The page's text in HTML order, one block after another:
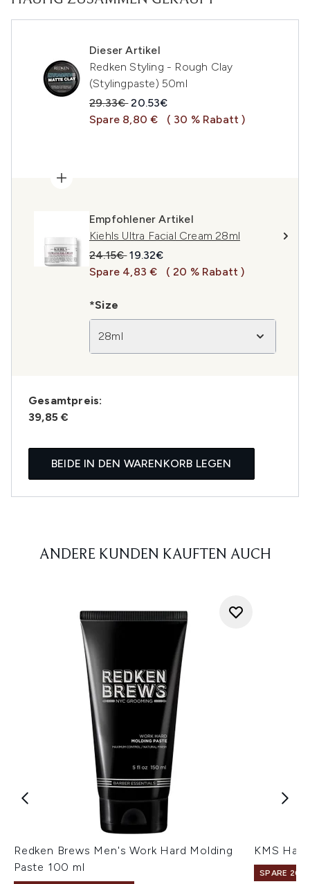
Dieser Artikel
Redken Styling - Rough Clay
(Stylingpaste) 50ml
Unverbindliche Preisempfehlung:
29.33€Aktueller Preis:
20.53€
Spare 8,80 €
( 30 % Rabatt )
Empfohlener Artikel
Kiehls Ultra Facial Cream 28ml
Unverbindliche Preisempfehlung:
24.15€Aktueller Preis:
19.32€
Spare 4,83 €
( 20 % Rabatt )
*Size
28ml
Gesamtpreis:
39,85 €
BEIDE IN DEN WARENKORB LEGEN
ANDERE KUNDEN KAUFTEN AUCH
Redken Brews Men's Work Hard Molding
Paste 100 ml
KMS
SPARE 20%